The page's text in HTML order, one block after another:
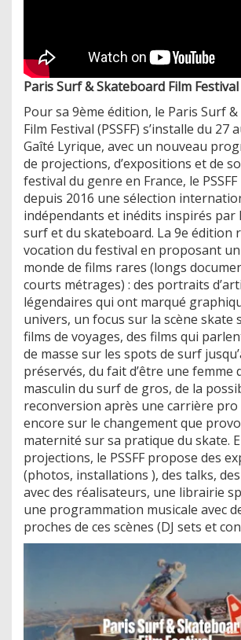
Paris Surf & Skateboard Film
Pour sa 9ème édition, le Paris Surf
Film Festival (PSSFF) s’installe du 27
Gaîté Lyrique, avec un nouveau
de projections, d’expositions et de
festival du genre en France, le
depuis 2016 une sélection
indépendants et inédits inspirés par
surf et du skateboard. La 9e édition
vocation du festival en proposant
monde de films rares (longs
courts métrages) : des portraits
légendaires qui ont marqué
univers, un focus sur la scène skate
films de voyages, des films qui
de masse sur les spots de surf
préservés, du fait d’être une femme
masculin du surf de gros, de la
reconversion après une carrière
encore sur le changement que
maternité sur sa pratique du skate.
projections, le PSSFF propose des
(photos, installations ), des talks,
avec des réalisateurs, une librairie
une programmation musicale avec
proches de ces scènes (DJ sets et